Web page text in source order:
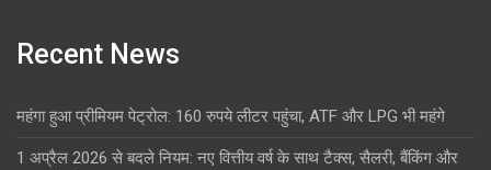
Recent News
महंगा हुआ प्रीमियम पेट्रोल: 160 रुपये लीटर पहुंचा, ATF और LPG भी महंगे
1 अप्रैल 2026 से बदले नियम: नए वित्तीय वर्ष के साथ टैक्स, सैलरी, बैंकिंग और